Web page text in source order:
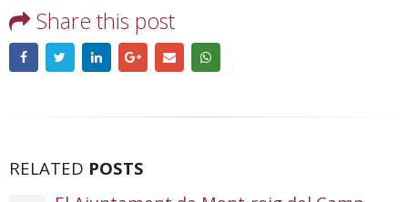
Share this post
RELATED POSTS